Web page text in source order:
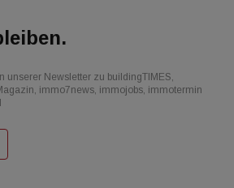
unserer Newsletter zu buildingTIMES,
immo7news, immojobs, immotermin